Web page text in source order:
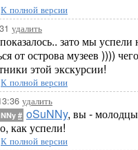
К полной версии
удалить
зато мы успели
от острова музеев ))))
этой экскурсии!
К полной версии
удалить
# oSuNNy, вы -
как успели!
К полной версии